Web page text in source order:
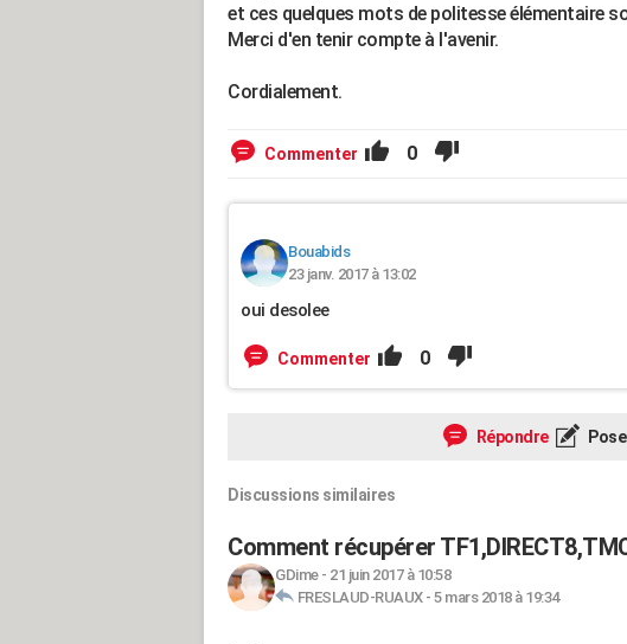
et ces quelques mots de politesse élémentaire
Merci d'en tenir compte à l'avenir.
Cordialement.
Commenter 0
Bouabids
23 janv. 2017 à 13:02
oui desolee
Commenter 0
Répondre
Discussions similaires
Comment récupérer
GDime- 21 juin 2017 à 10:58
FRESLAUD-RUAUX- 5 mars 2018 à 19:34